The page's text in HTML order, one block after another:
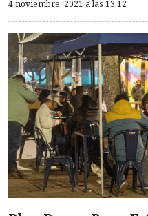
4 noviembre, 2021 a las 13:12